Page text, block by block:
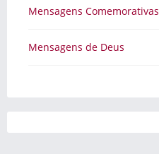
Mensagens Comemorativas
Mensagens de Deus